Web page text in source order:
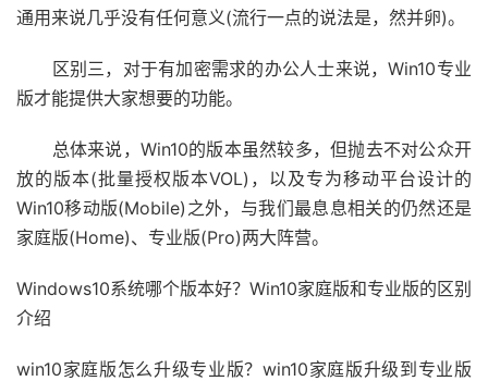
通用来说几乎没有任何意义(流行一点的说法是，然并卵)。
区别三，对于有加密需求的办公人士来说，Win10专业
版才能提供大家想要的功能。
总体来说，Win10的版本虽然较多，但抛去不对公众开
放的版本(批量授权版本VOL)，以及专为移动平台设计的
Win10移动版(Mobile)之外，与我们最息息相关的仍然还是
家庭版(Home)、专业版(Pro)两大阵营。
Windows10系统哪个版本好？Win10家庭版和专业版的区别
介绍
win10家庭版怎么升级专业版？win10家庭版升级到专业版